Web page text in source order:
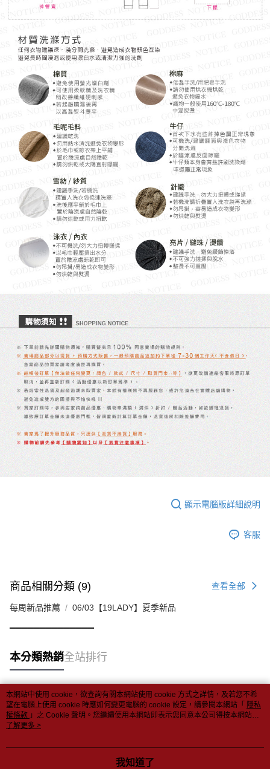
顯示電腦版詳細說明
客服
商品相關分類 (9) 查看全部
每周新品推薦 06/03【19LADY】夏季新品
══════════════
本分類熱銷全站排行
熱門標籤
本網站中使用 cookie，欲查詢有關本網站使用 cookie 方式之詳情，及若您不希
望在電腦上使用 cookie 時應如何變更電腦的 cookie 設定，請參閱本網站「 隱私
權條款 」之 Cookie 聲明。您繼續使用本網站即表示您同意本公司得按本網站使
用條款之 Cookie 聲明使用 cookie。
了解更多 >
我知道了